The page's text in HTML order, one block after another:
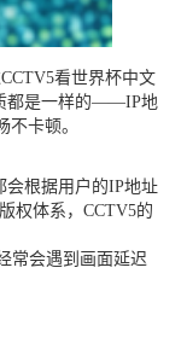
看世界杯中文
都是一样的——IP地
卡顿。
会根据用户的IP地址
权体系，CCTV5的
常会遇到画面延迟